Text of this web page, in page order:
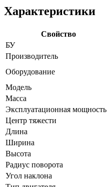
Характеристики
Свойство
БУ
Производитель
Оборудование
Модель
Масса
Эксплуатационная мощность
Центр тяжести
Длина
Ширина
Высота
Радиус поворота
Угол наклона